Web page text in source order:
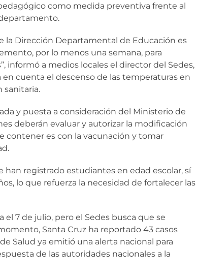
como medida preventiva frente al
la Dirección Departamental de Educación es
por lo menos una semana, para
informó a medios locales el director del Sedes,
cuenta el descenso de las temperaturas en
sanitaria.
y puesta a consideración del Ministerio de
deberán evaluar y autorizar la modificación
contener es con la vacunación y tomar
registrado estudiantes en edad escolar, sí
lo que refuerza la necesidad de fortalecer las
7 de julio, pero el Sedes busca que se
Santa Cruz ha reportado 43 casos
Salud ya emitió una alerta nacional para
de las autoridades nacionales a la